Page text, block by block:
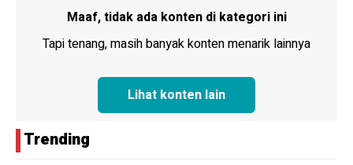
Maaf, tidak ada konten di kategori ini
Tapi tenang, masih banyak konten menarik lainnya
Lihat konten lain
Trending